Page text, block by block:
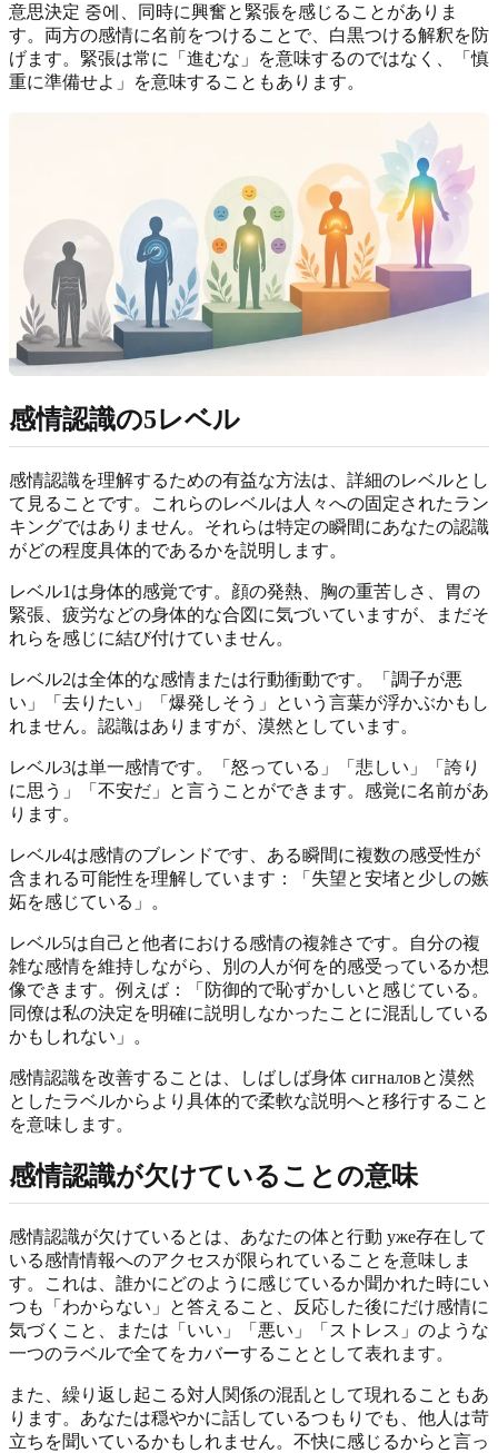
意思決定 중에、同時に興奮と緊張を感じることがありま
す。両方の感情に名前をつけることで、白黒つける解釈を防
げます。緊張は常に「進むな」を意味するのではなく、「慎
重に準備せよ」を意味することもあります。
感情認識の5レベル
感情認識を理解するための有益な方法は、詳細のレベルとし
て見ることです。これらのレベルは人々への固定されたラン
キングではありません。それらは特定の瞬間にあなたの認識
がどの程度具体的であるかを説明します。
レベル1は身体的感覚です。顔の発熱、胸の重苦しさ、胃の
緊張、疲労などの身体的な合図に気づいていますが、まだそ
れらを感じに結び付けていません。
レベル2は全体的な感情または行動衝動です。「調子が悪
い」「去りたい」「爆発しそう」という言葉が浮かぶかもし
れません。認識はありますが、漠然としています。
レベル3は単一感情です。「怒っている」「悲しい」「誇り
に思う」「不安だ」と言うことができます。感覚に名前があ
ります。
レベル4は感情のブレンドです、ある瞬間に複数の感受性が
含まれる可能性を理解しています：「失望と安堵と少しの嫉
妬を感じている」。
レベル5は自己と他者における感情の複雑さです。自分の複
雑な感情を維持しながら、別の人が何を的感受っているか想
像できます。例えば：「防御的で恥ずかしいと感じている。
同僚は私の決定を明確に説明しなかったことに混乱している
かもしれない」。
感情認識を改善することは、しばしば身体 сигналовと漠然
としたラベルからより具体的で柔軟な説明へと移行すること
を意味します。
感情認識が欠けていることの意味
感情認識が欠けているとは、あなたの体と行動 уже存在して
いる感情情報へのアクセスが限られていることを意味しま
す。これは、誰かにどのように感じているか聞かれた時にい
つも「わからない」と答えること、反応した後にだけ感情に
気づくこと、または「いい」「悪い」「ストレス」のような
一つのラベルで全てをカバーすることとして表れます。
また、繰り返し起こる対人関係の混乱として現れることもあ
ります。あなたは穏やかに話しているつもりでも、他人は苛
立ちを聞いているかもしれません。不快に感じるからと言っ